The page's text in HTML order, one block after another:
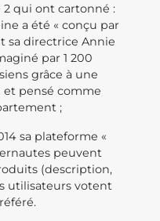
2 qui ont cartonné :
a été « conçu par
sa directrice Annie
par 1 200
grâce à une
pensé comme
;
sa plateforme «
peuvent
(description,
utilisateurs votent